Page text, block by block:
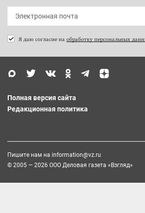
Я даю согласие на обработку персональных
Полная версия сайта
Редакционная политика
Пишите нам на information@vz.ru
© 2005 — 2026 ООО Деловая газета «Взгляд»